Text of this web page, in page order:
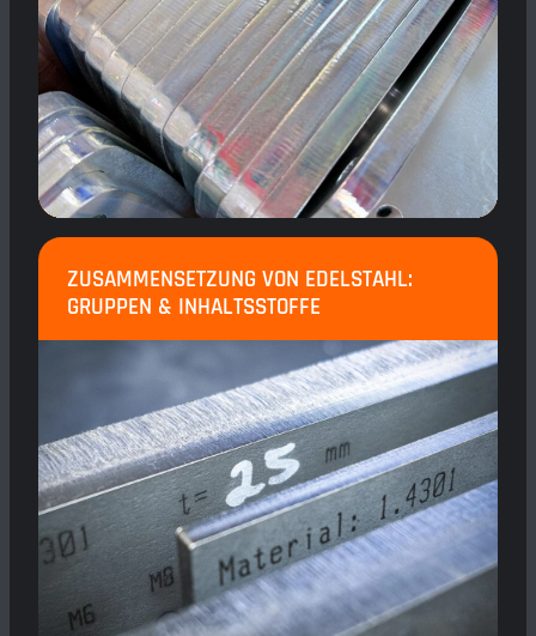
ZUSAMMENSETZUNG VON EDELSTAHL:
GRUPPEN & INHALTSSTOFFE